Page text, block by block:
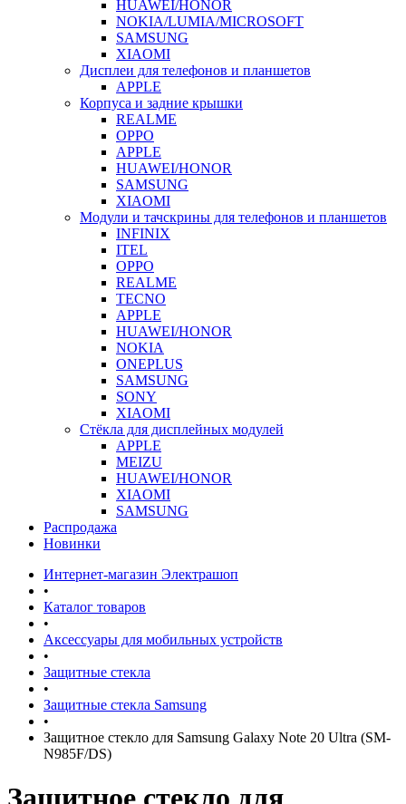
HUAWEI/HONOR
NOKIA/LUMIA/MICROSOFT
SAMSUNG
XIAOMI
Дисплеи для телефонов и планшетов
APPLE
Корпуса и задние крышки
REALME
OPPO
APPLE
HUAWEI/HONOR
SAMSUNG
XIAOMI
Модули и тачскрины для телефонов и планшетов
INFINIX
ITEL
OPPO
REALME
TECNO
APPLE
HUAWEI/HONOR
NOKIA
ONEPLUS
SAMSUNG
SONY
XIAOMI
Стёкла для дисплейных модулей
APPLE
MEIZU
HUAWEI/HONOR
XIAOMI
SAMSUNG
Распродажа
Новинки
Интернет-магазин Электрашоп
•
Каталог товаров
•
Аксессуары для мобильных устройств
•
Защитные стекла
•
Защитные стекла Samsung
•
Защитное стекло для Samsung Galaxy Note 20 Ultra (SM-
N985F/DS)